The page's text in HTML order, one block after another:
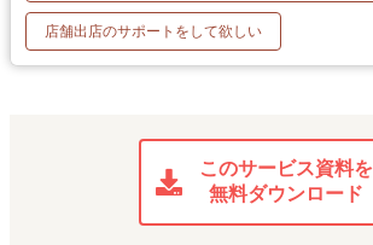
店舗出店のサポートをして欲しい
このサービス資料を
無料ダウンロード